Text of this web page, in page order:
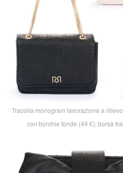
Tracolla monogram lavorazione a
con borchie tonde (49 €); borsa